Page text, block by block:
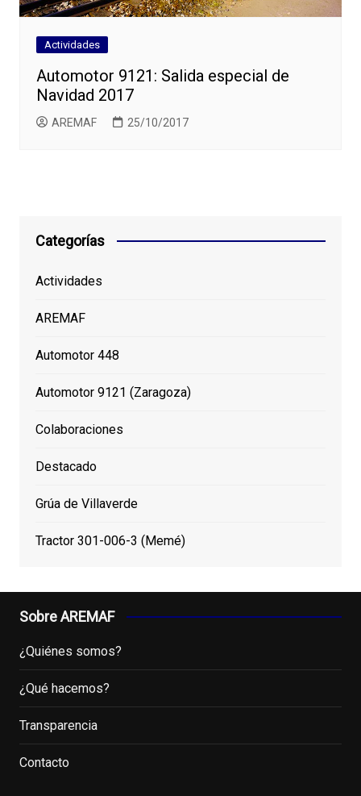
Actividades
Automotor 9121: Salida especial de
Navidad 2017
AREMAF 25/10/2017
Categorías
Actividades
AREMAF
Automotor 448
Automotor 9121 (Zaragoza)
Colaboraciones
Destacado
Grúa de Villaverde
Tractor 301-006-3 (Memé)
Sobre AREMAF
¿Quiénes somos?
¿Qué hacemos?
Transparencia
Contacto